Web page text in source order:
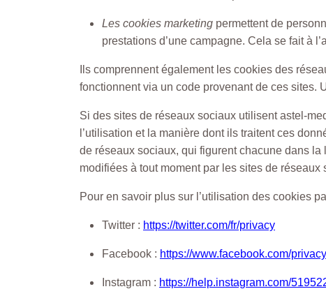
Les cookies marketing permettent de
prestations d’une campagne. Cela se fait à
Ils comprennent également les cookies des
fonctionnent via un code provenant de ces sites.
Si des sites de réseaux sociaux utilisent astel-
l’utilisation et la manière dont ils traitent ces
de réseaux sociaux, qui figurent chacune dans
modifiées à tout moment par les sites de réseaux
Pour en savoir plus sur l’utilisation des cookies
Twitter : https://twitter.com/fr/privacy
Facebook : https://www.facebook.com/
Instagram : https://help.instagram.com/